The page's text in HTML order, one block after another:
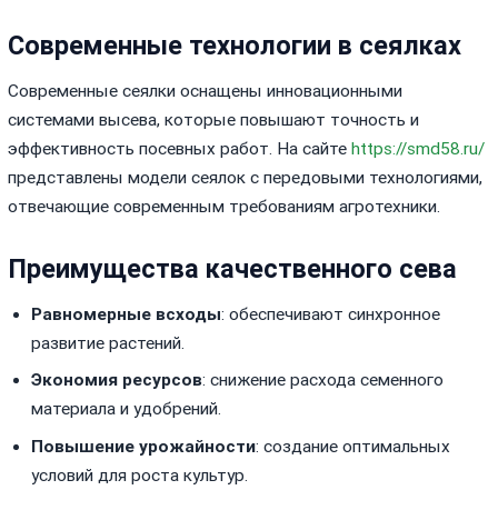
Современные технологии в сеялках
Современные сеялки оснащены инновационными
системами высева, которые повышают точность и
эффективность посевных работ. На сайтеhttps://smd58.ru/
представлены модели сеялок с передовыми технологиями,
отвечающие современным требованиям агротехники.
Преимущества качественного сева
Равномерные всходы: обеспечивают синхронное
развитие растений.
Экономия ресурсов: снижение расхода семенного
материала и удобрений.
Повышение урожайности: создание оптимальных
условий для роста культур.